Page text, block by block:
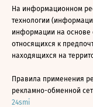
На информационном
технологии
информации на основе
относящихся к
находящихся на
Правила применения
рекламно-обменной
24smi